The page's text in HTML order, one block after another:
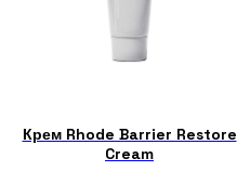
Крем Rhode Barrier Restore
Cream